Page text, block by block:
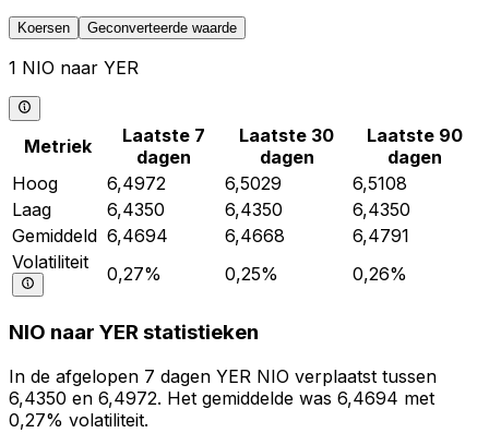
Koersen Geconverteerde waarde
1 NIO naar YER
Metriek
Laatste 7
dagen
Laatste 30
dagen
Laatste 90
dagen
Hoog
6,4972 6,5029
6,5108
Laag
6,4350 6,4350
6,4350
Gemiddeld 6,4694 6,4668
6,4791
Volatiliteit
0,27% 0,25% 0,26%
NIO naar YER statistieken
In de afgelopen 7 dagen YER NIO verplaatst tussen
6,4350 en 6,4972. Het gemiddelde was 6,4694 met
0,27% volatiliteit.